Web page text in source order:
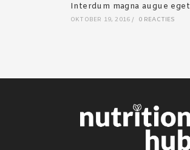
Interdum magna augue eget
OKTOBER 19, 2016 / 0 REACTIES